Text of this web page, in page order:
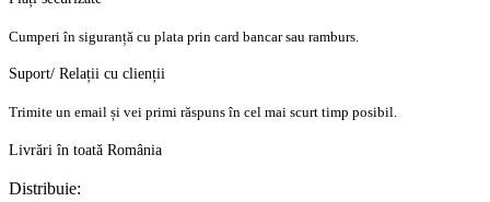
Cumperi în siguranță cu plata prin card bancar sau ramburs.
Suport/ Relații cu clienții
Trimite un email și vei primi răspuns în cel mai scurt timp posibil.
Livrări în toată România
Distribuie: